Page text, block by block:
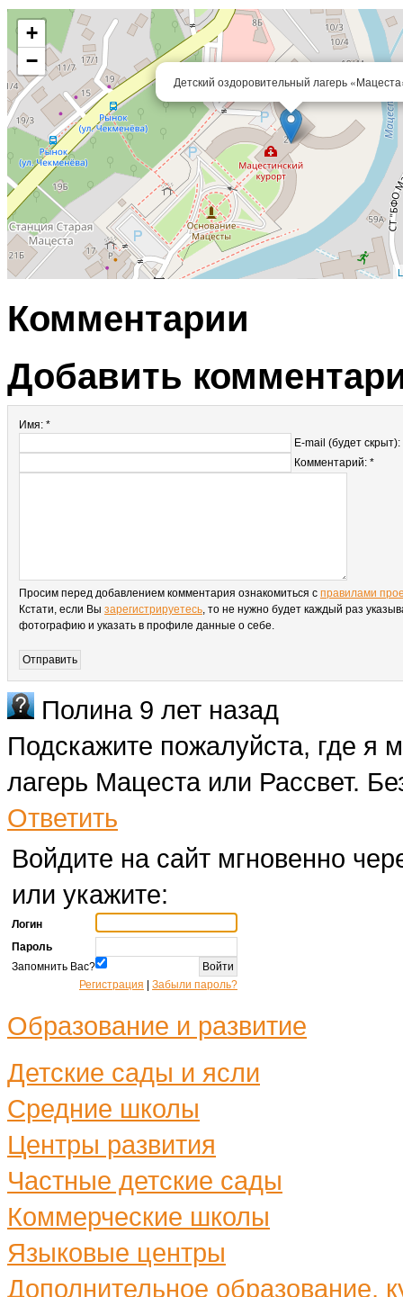
Детский оздоровительный лагерь
+
−
Комментарии
Добавить
Имя: *
E-mail (будет скрыт):
Комментарий: *
Просим перед добавлением комментария ознакомиться с правилами
Кстати, если Вы зарегистрируетесь, то не нужно будет каждый раз
фотографию и указать в профиле данные о себе.
Полина 9 лет назад
Подскажите пожалуйста, где я
лагерь Мацеста или Рассвет.
Ответить
Войдите на сайт мгновенно
или укажите:
Логин
Пароль
Запомнить Вас?
Регистрация
Забыли пароль?
Образование и развитие
Детские сады и ясли
Средние школы
Центры развития
Частные детские сады
Коммерческие школы
Языковые центры
Дополнительное образование,